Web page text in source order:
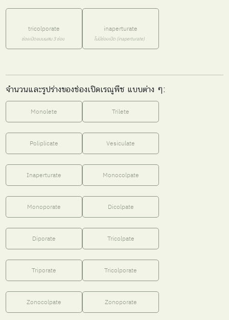
tricolporate
ช่องเปิดแบบผสม 3 ช่อง
inaperturate
ไม่มีช่องเปิด (inaperturate)
จำนวนและรูปร่างของช่องเปิดเรณูพืช แบบต่าง ๆ:
Monolete Trilete
Poliplicate Vesiculate
Inaperturate Monocolpate
Monoporate Dicolpate
Diporate Tricolpate
Triporate Tricolporate
Zonocolpate Zonoporate